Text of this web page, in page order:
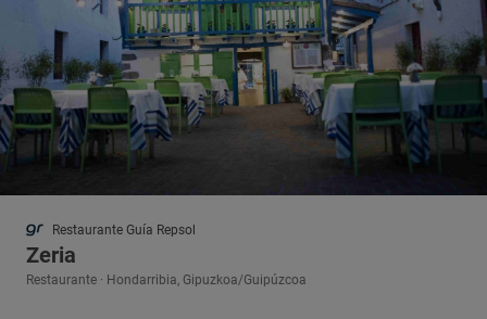
Restaurante Guía Repsol
Zeria
Restaurante · Hondarribia, Gipuzkoa/Guipúzcoa